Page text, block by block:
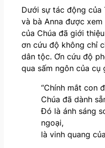
Dưới sự tác động của
và bà Anna được
của Chúa đã giới
ơn cứu độ không chỉ
dân tộc. Ơn cứu độ
qua sấm ngôn của cụ
“Chính mắt con
Chúa đã dành
Đó là ánh sáng
ngoại,
là vinh quang